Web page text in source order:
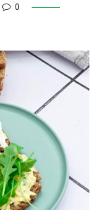
0